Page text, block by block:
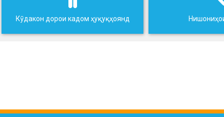
Кӯдакон дорои кадом ҳуқуқҳоянд